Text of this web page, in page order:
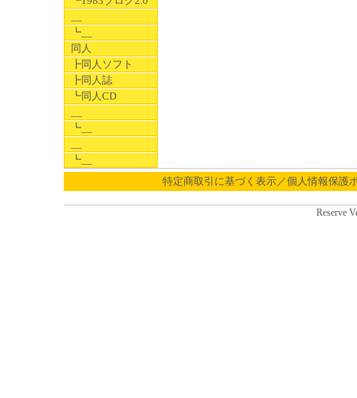
┗__
同人
┣同人ソフト
┣同人誌
┗同人CD
┗__
┗__
特定商取引に基づく表示／個人情報保護
Reserve